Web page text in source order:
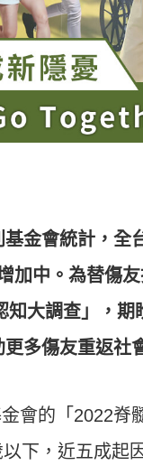
金會統計，全
加中。為替傷
知大調查」，
多傷友重返社
會的「2022脊
下，近五成起